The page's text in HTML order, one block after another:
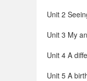
Unit 2
Unit 3 My
Unit 4 A
Unit 5 A